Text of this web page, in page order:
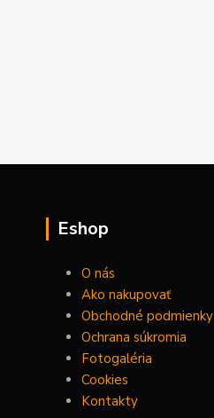
Eshop
O nás
Ako nakupovať
Obchodné podmienky
Ochrana súkromia
Fotogaléria
Cookies
Kontakty